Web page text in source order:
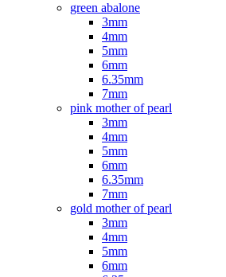
green abalone
3mm
4mm
5mm
6mm
6.35mm
7mm
pink mother of pearl
3mm
4mm
5mm
6mm
6.35mm
7mm
gold mother of pearl
3mm
4mm
5mm
6mm